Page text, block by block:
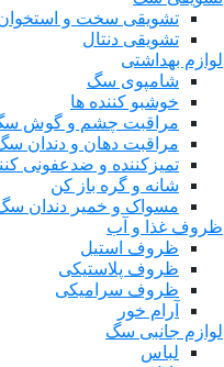
تشویقی سخت و
تشویقی دنتال
لوازم بهداشتی
شامپوی سگ
خوشبو کننده ها
مراقبت چشم و گوش
مراقبت دهان و دندان
تمیزکننده و ضدعفونی
شانه و گره باز کن
مسواک و خمیر دندان
ظروف غذا و آب
ظروف استیل
ظروف پلاستیکی
ظروف سرامیکی
آرام خور
لوازم جانبی سگ
لباس